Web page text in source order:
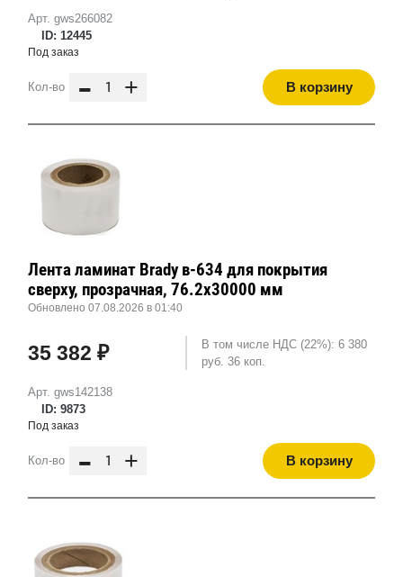
Арт. gws266082
ID: 12445
Под заказ
Кол-во - + В корзину
Арт. gws142138
ID: 9873
Лента ламинат Brady в-634 для покрытия
сверху, прозрачная, 76.2x30000 мм
Обновлено 07.08.2026 в 01:40
35 382 ₽
В том числе НДС (22%): 6 380
руб. 36 коп.
Под заказ
Кол-во - + В корзину